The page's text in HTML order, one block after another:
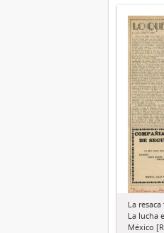
La
La lucha
México